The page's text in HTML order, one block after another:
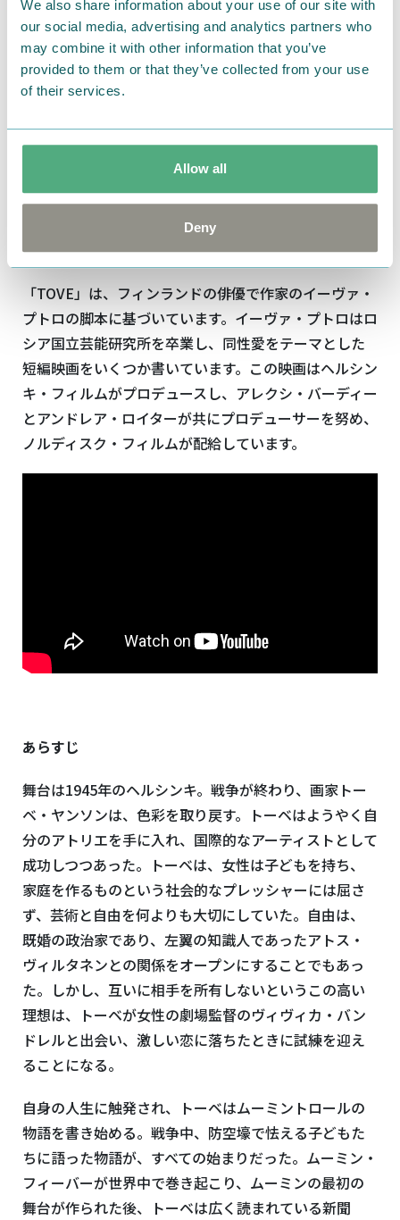
We also share information about your use of our site with
our social media, advertising and analytics partners who
may combine it with other information that you’ve
provided to them or that they’ve collected from your use
of their services.
Allow all
Deny
監督は、この最愛の芸術家に、観客がもっと親近感を
持ってもらうことを願っています。「私は映画をできる
だけ骨太で、エネルギッシュで、親密なものにすること
を目指しています。私が思うには、私たちが花冠をかぶ
った姿で知っている最愛のトーベ・ヤンソンは、とても
遠い存在で、高い玉座の上で崇められているのです。こ
の映画は、彼女をもっと身近に感じてもらう私なりの
やり方です。私たちはフィルムで撮影していますが、そ
のことを特に嬉しく思います。美しく、軽やかで、そし
て激しいストーリー・テリングを目指しています」。
「TOVE」は、フィンランドの俳優で作家のイーヴァ・
プトロの脚本に基づいています。イーヴァ・プトロはロ
シア国立芸能研究所を卒業し、同性愛をテーマとした
短編映画をいくつか書いています。この映画はヘルシン
キ・フィルムがプロデュースし、アレクシ・バーディー
とアンドレア・ロイターが共にプロデューサーを努め、
ノルディスク・フィルムが配給しています。
あらすじ
舞台は1945年のヘルシンキ。戦争が終わり、画家トー
ベ・ヤンソンは、色彩を取り戻す。トーベはようやく自
分のアトリエを手に入れ、国際的なアーティストとして
成功しつつあった。トーベは、女性は子どもを持ち、
家庭を作るものという社会的なプレッシャーには屈さ
ず、芸術と自由を何よりも大切にしていた。自由は、
既婚の政治家であり、左翼の知識人であったアトス・
ヴィルタネンとの関係をオープンにすることでもあっ
た。しかし、互いに相手を所有しないというこの高い
理想は、トーベが女性の劇場監督のヴィヴィカ・バン
ドレルと出会い、激しい恋に落ちたときに試練を迎え
ることになる。
自身の人生に触発され、トーベはムーミントロールの
物語を書き始める。戦争中、防空壕で怯える子どもた
ちに語った物語が、すべての始まりだった。ムーミン・
フィーバーが世界中で巻き起こり、ムーミンの最初の
舞台が作られた後、トーベは広く読まれている新聞